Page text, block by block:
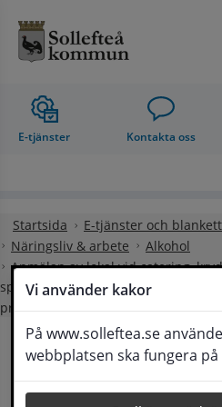
Vi använder kakor
På www.solleftea.se
webbplatsen ska fungera
E-tjänster Kontakta oss
Startsida
E-tjänster och
Näringsliv & arbete
Alkohol
Anmälan av lokal vid catering,
spritdryck och/eller anmälan om
provsmakning
Anmälan av lokal vid